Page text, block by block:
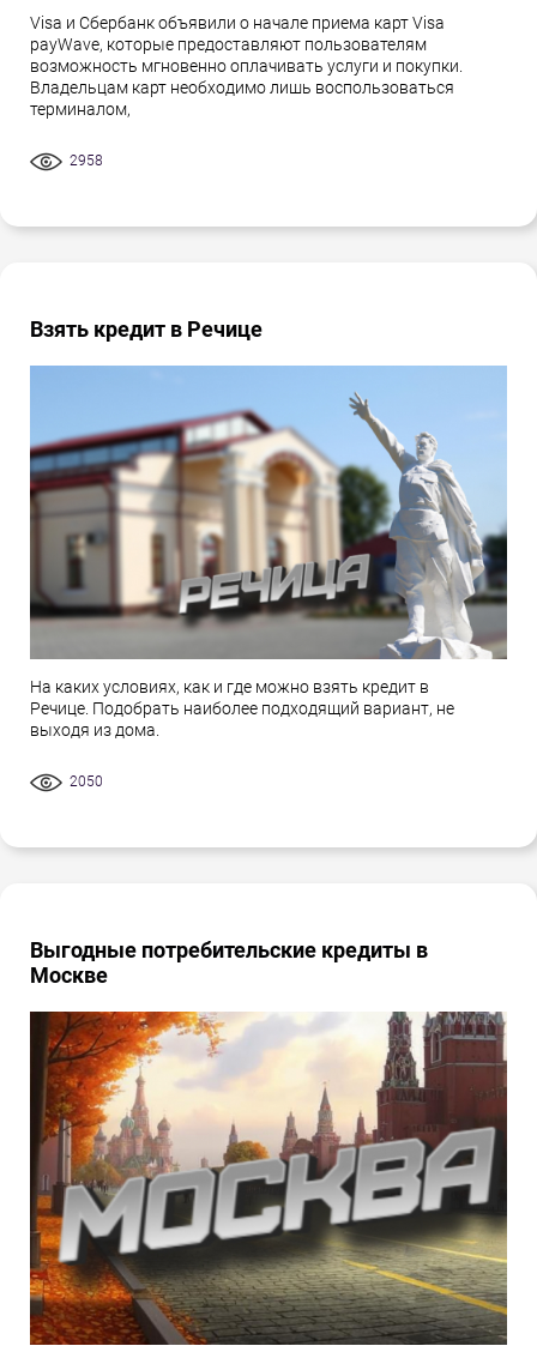
Visa и Сбербанк объявили о начале приема карт Visa
payWave, которые предоставляют пользователям
возможность мгновенно оплачивать услуги и покупки.
Владельцам карт необходимо лишь воспользоваться
терминалом,
2958
Взять кредит в Речице
На каких условиях, как и где можно взять кредит в
Речице. Подобрать наиболее подходящий вариант, не
выходя из дома.
2050
Выгодные потребительские кредиты в
Москве